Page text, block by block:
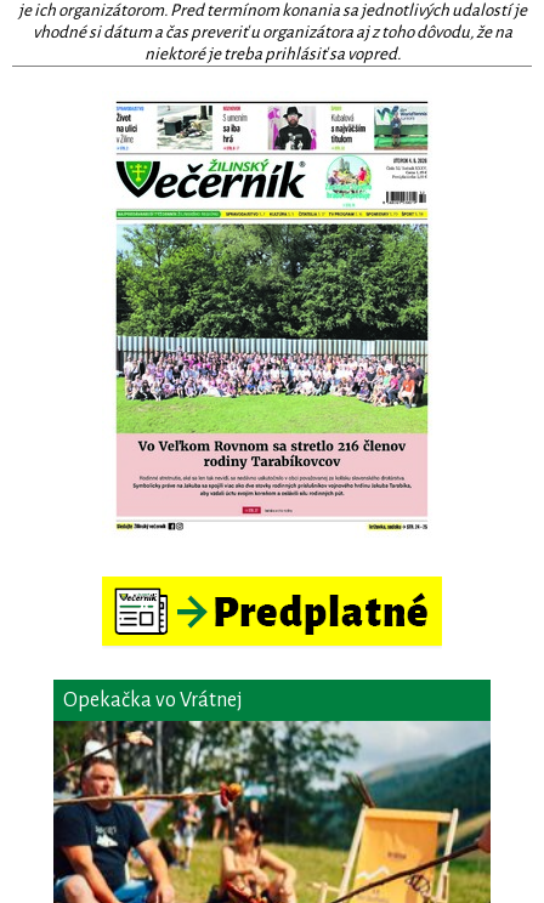
je ich organizátorom. Pred termínom konania sa jednotlivých udalostí je
vhodné si dátum a čas preveriť u organizátora aj z toho dôvodu, že na
niektoré je treba prihlásiť sa vopred.
Opekačka vo Vrátnej